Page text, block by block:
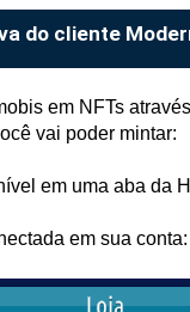
do cliente
em NFTs
vai poder mintar:
em uma aba da
em sua conta: